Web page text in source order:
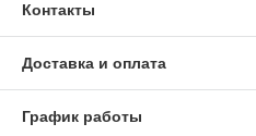
Контакты
Доставка и оплата
График работы